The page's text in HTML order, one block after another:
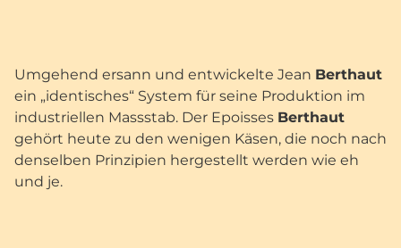
Umgehend ersann und entwickelte Jean Berthaut
ein „identisches“ System für seine Produktion im
industriellen Massstab. Der Epoisses Berthaut
gehört heute zu den wenigen Käsen, die noch nach
denselben Prinzipien hergestellt werden wie eh
und je.